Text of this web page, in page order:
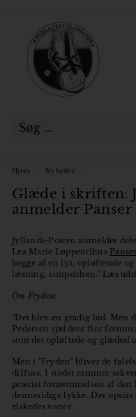
g
t
G
l
d
i
a
t
o
r
Hjem Nyheder
Glæde i skriften:
anmelder
Jyllands-Posten anmelder
Lea Marie Løppentihns Panser
begge af en lys, opløftende
læsning, simpelthen." Læs
Om Fryden:
"Det blev en grådig bid. Men
Pedersen sjældent fint
som det opløftede og
Men i "Fryden" bliver de
diffuse. I stedet rammer
præcist fornemmelsen af den
dennesidige lykke. Der
elskedes vaner.